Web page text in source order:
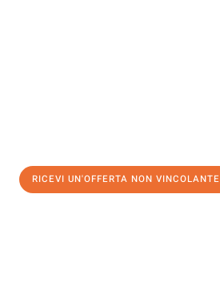
RICEVI UN'OFFERTA NON VINCOLANTE